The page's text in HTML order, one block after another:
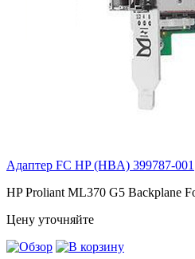
Адаптер FC HP (HBA) 399787-001
HP Proliant ML370 G5 Backplane
Цену уточняйте